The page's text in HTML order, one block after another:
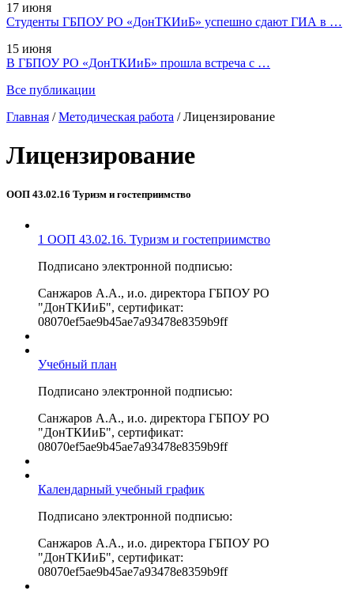
17 июня
Студенты ГБПОУ РО «ДонТКИиБ» успешно сдают ГИА в …
15 июня
В ГБПОУ РО «ДонТКИиБ» прошла встреча с …
Все публикации
Главная /Методическая работа /Лицензирование
Лицензирование
ООП 43.02.16 Туризм и гостеприимство
1 ООП 43.02.16. Туризм и гостеприимство
Подписано электронной подписью:
Санжаров А.А., и.о. директора ГБПОУ РО
"ДонТКИиБ", сертификат:
08070ef5ae9b45ae7a93478e8359b9ff
Учебный план
Подписано электронной подписью:
Санжаров А.А., и.о. директора ГБПОУ РО
"ДонТКИиБ", сертификат:
08070ef5ae9b45ae7a93478e8359b9ff
Календарный учебный график
Подписано электронной подписью:
Санжаров А.А., и.о. директора ГБПОУ РО
"ДонТКИиБ", сертификат:
08070ef5ae9b45ae7a93478e8359b9ff